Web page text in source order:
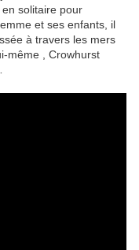
solitaire pour
et ses enfants, il
à travers les mers
même , Crowhurst